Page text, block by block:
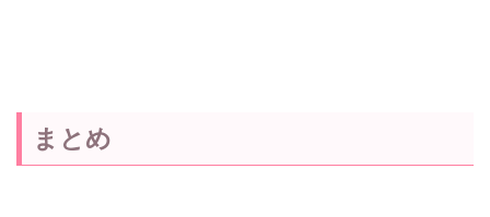
まとめ